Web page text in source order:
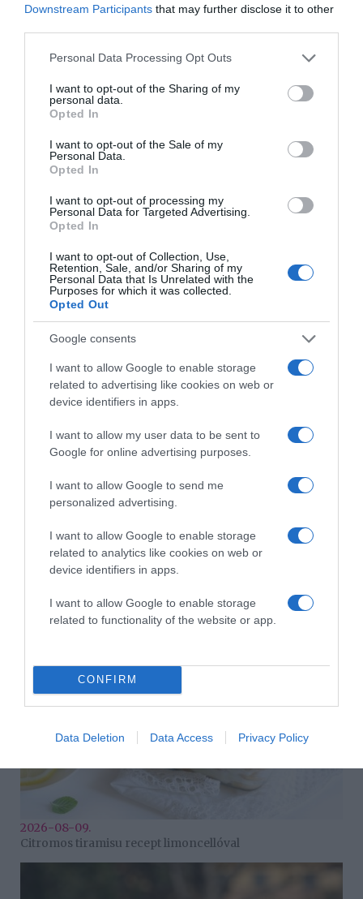
Downstream Participants that may further disclose it to other
Please note that this website/app uses one or more Google
not limited to your visit or usage behaviour. You may click to
grant or deny consent to Google and its third-party tags to
use your data for below specified purposes in below Google
consent section.
Personal Data Processing Opt Outs
I want to opt-out of the Sharing of my
personal data.
Opted In
I want to opt-out of the Sale of my
Personal Data.
Opted In
I want to opt-out of processing my
Personal Data for Targeted Advertising.
Opted In
I want to opt-out of Collection, Use,
Retention, Sale, and/or Sharing of my
Personal Data that Is Unrelated with the
Purposes for which it was collected.
Opted Out
Google consents
I want to allow Google to enable storage
related to advertising like cookies on web or
device identifiers in apps.
I want to allow my user data to be sent to
Google for online advertising purposes.
I want to allow Google to send me
personalized advertising.
I want to allow Google to enable storage
related to analytics like cookies on web or
device identifiers in apps.
I want to allow Google to enable storage
related to functionality of the website or app.
CONFIRM
Data Deletion Data Access Privacy Policy
8. jel: Sosem tud betelni Veled.
első a telefonodban reggel? Meg persze az utolsó is este?
akár virtuálisan, az azt mutatja, hogy Te vagy számára a
legfontosabb, minden más várhat. És ha mindez már
szürke hétköznapokra is igaz, akkor biztos lehetsz
benne, hogy hamarosan feleségül kér.
Megosztás: Facebook Twitter
házasság ,boldog párkapcsolat
Korábbi bejegyzések Következő bejegyzés
2026-08-09.
Citromos tiramisu recept limoncellóval